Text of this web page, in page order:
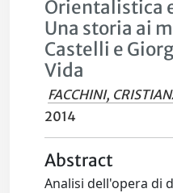
Orientalistica
Una storia ai
Castelli e
Vida
FACCHINI,
2014
Abstract
Analisi dell'opera di